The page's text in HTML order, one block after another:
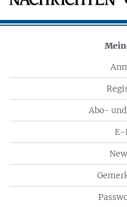
Abo-
E-